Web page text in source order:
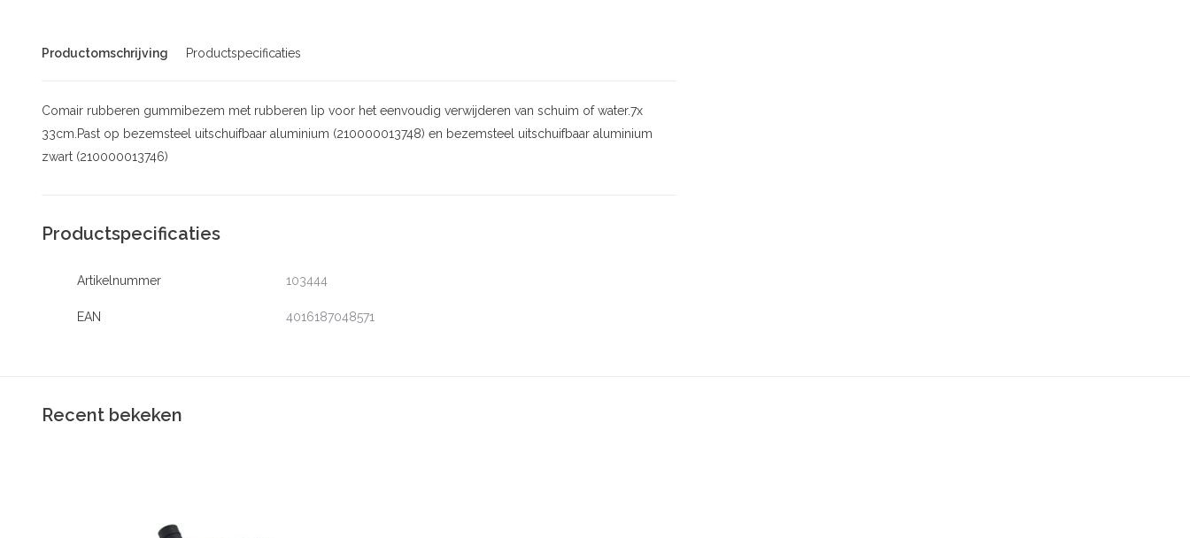
Productomschrijving Productspecificaties
Comair rubberen gummibezem met rubberen lip voor het eenvoudig verwijderen van schuim of water.7x
33cm.Past op bezemsteel uitschuifbaar aluminium (210000013748) en bezemsteel uitschuifbaar aluminium
zwart (210000013746)
Productspecificaties
Artikelnummer 103444
EAN 4016187048571
Recent bekeken